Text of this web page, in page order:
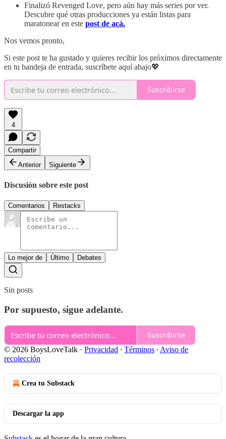
Finalizó Revenged Love, pero aún hay más series por ver.
Descubre qué otras producciones ya están listas para
maratonear en este post de acá.
Nos vemos pronto,
Si este post te ha gustado y quieres recibir los próximos directamente
en tu bandeja de entrada, suscríbete aquí abajo💖
Suscribirse
4
Compartir
Anterior
Siguiente
Discusión sobre este post
Comentarios Restacks
Lo mejor de Último Debates
Sin posts
Por supuesto, sigue adelante.
Suscribirse
© 2026 BoysLoveTalk · Privacidad ∙ Términos ∙ Aviso de
recolección
Crea tu Substack
Descargar la app